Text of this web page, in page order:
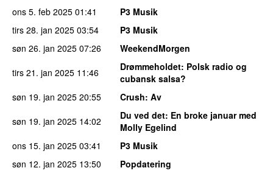
ons 5. feb 2025 01:41
P3 Musik
tirs 28. jan 2025 03:54
P3 Musik
søn 26. jan 2025 07:26
WeekendMorgen
tirs 21. jan 2025 11:46 Drømmeholdet: Polsk radio og
cubansk salsa?
søn 19. jan 2025 20:55 Crush: Av
søn 19. jan 2025 14:02 Du ved det: En broke januar med
Molly Egelind
ons 15. jan 2025 03:41
P3 Musik
søn 12. jan 2025 13:50
Popdatering